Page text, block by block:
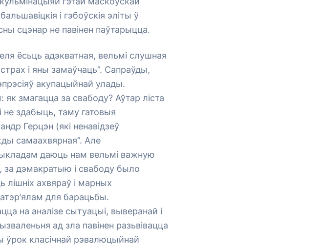
і гэбоўскія эліты ў
сцэнар не павінен паўтарыцца.
ёсьць адэкватная, вельмі слушная
і яны замаўчаць”. Сапраўды,
акупацыйнай улады.
змагацца за свабоду? Аўтар ліста
здабыць, таму гатовыя
Герцэн (які ненавідзеў
самаахвярная”. Але
даюць нам вельмі важную
за дэмакратыю і свабоду было
лішніх ахвяраў і марных
для барацьбы.
на аналізе сытуацыі, выверанай і
ад зла павінен разьвівацца
ўрок класічнай рэвалюцыйнай